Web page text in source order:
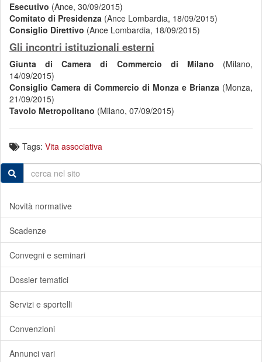
Esecutivo (Ance, 30/09/2015)
Comitato di Presidenza (Ance Lombardia, 18/09/2015)
Consiglio Direttivo (Ance Lombardia, 18/09/2015)
Gli incontri istituzionali esterni
Giunta di Camera di Commercio di Milano (Milano,
14/09/2015)
Consiglio Camera di Commercio di Monza e Brianza (Monza,
21/09/2015)
Tavolo Metropolitano (Milano, 07/09/2015)
Tags: Vita associativa
Novità normative
Scadenze
Convegni e seminari
Dossier tematici
Servizi e sportelli
Convenzioni
Annunci vari